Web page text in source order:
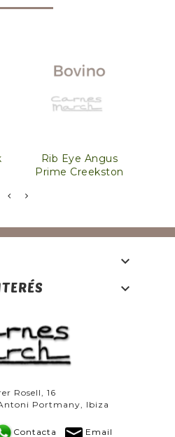
Rib Eye Angus
Prime Creekston


Rosell, 16
Portmany, Ibiza
Contacta Email